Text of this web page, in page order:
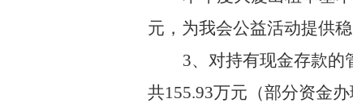
元，为我会公益活动提供
3、对持有现金存款的
共155.93万元（部分资金